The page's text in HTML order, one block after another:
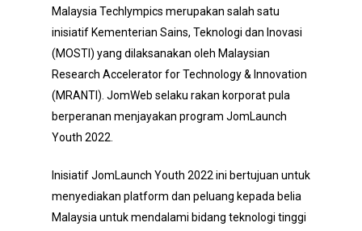
Malaysia Techlympics merupakan salah satu
inisiatif Kementerian Sains, Teknologi dan Inovasi
(MOSTI) yang dilaksanakan oleh Malaysian
Research Accelerator for Technology & Innovation
(MRANTI). JomWeb selaku rakan korporat pula
berperanan menjayakan program JomLaunch
Youth 2022.
Inisiatif JomLaunch Youth 2022 ini bertujuan untuk
menyediakan platform dan peluang kepada belia
Malaysia untuk mendalami bidang teknologi tinggi